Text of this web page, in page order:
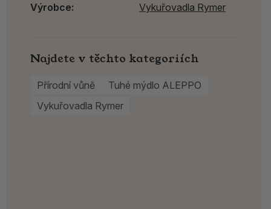
Výrobce:
Vykuřovadla Rymer
Najdete v těchto kategoriích
Přírodní vůně
Tuhé mýdlo ALEPPO
Vykuřovadla Rymer